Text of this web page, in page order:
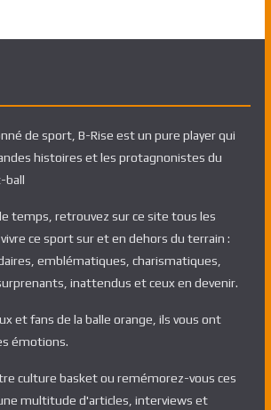
de sport, B-Rise est un pure player qui
histoires et les protagnonistes du
ball
temps, retrouvez sur ce site tous les
ce sport sur et en dehors du terrain :
emblématiques, charismatiques,
inattendus et ceux en devenir.
et fans de la balle orange, ils vous ont
émotions.
culture basket ou remémorez-vous ces
multitude d'articles, interviews et